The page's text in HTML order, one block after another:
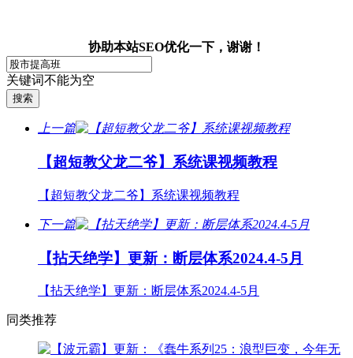
协助本站SEO优化一下，谢谢！
关键词不能为空
上一篇
【超短教父龙二爷】系统课视频教程
【超短教父龙二爷】系统课视频教程
下一篇
【拈天绝学】更新：断层体系2024.4-5月
【拈天绝学】更新：断层体系2024.4-5月
同类推荐